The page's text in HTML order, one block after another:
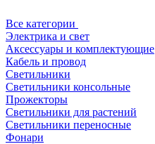
Все категории
Электрика и свет
Аксессуары и комплектующие
Кабель и провод
Светильники
Светильники консольные
Прожекторы
Светильники для растений
Светильники переносные
Фонари